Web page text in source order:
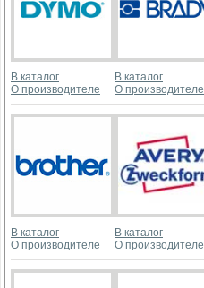
В каталог
О производителе
В каталог
О производителе
В каталог
О производителе
В каталог
О производителе